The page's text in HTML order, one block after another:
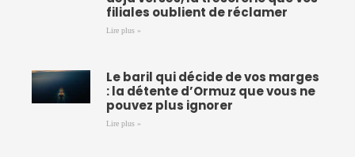
filiales oublient de réclamer
Lire plus »
Le baril qui décide de vos marges
: la détente d’Ormuz que vous ne
pouvez plus ignorer
Lire plus »